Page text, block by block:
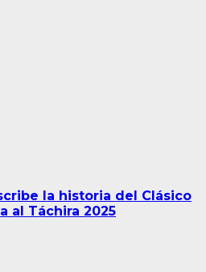
la historia del Clásico
al Táchira 2025